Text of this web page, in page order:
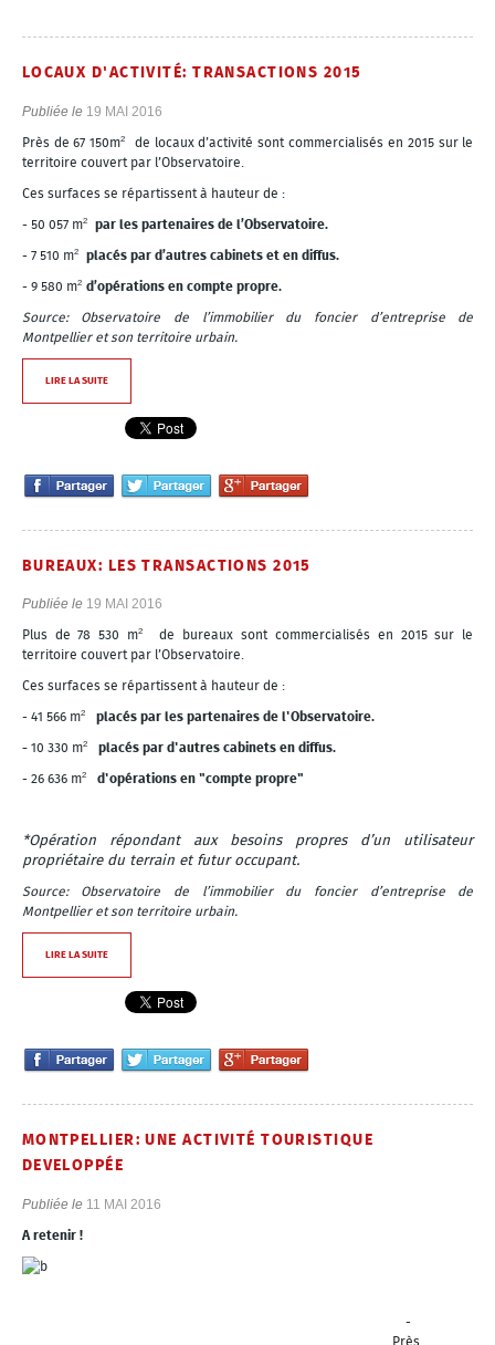
LOCAUX D'ACTIVITÉ: TRANSACTIONS 2015
Publiée le 19 MAI 2016
Près de 67 150m²
de locaux d’activité sont commercialisés en 2015 sur le
territoire couvert par l’Observatoire.
Ces surfaces se répartissent à hauteur de :
- 50 057 m² par les partenaires de l’Observatoire.
- 7 510 m² placés par d’autres cabinets et en diffus.
- 9 580 m² d’opérations en compte propre.
Source: Observatoire de l’immobilier du foncier d’entreprise de
Montpellier et son territoire urbain.
LIRE LA SUITE
BUREAUX: LES TRANSACTIONS 2015
Publiée le 19 MAI 2016
Plus de 78 530 m²
de bureaux sont commercialisés en 2015 sur le
territoire couvert par l’Observatoire.
Ces surfaces se répartissent à hauteur de :
- 41 566 m² placés par les partenaires de l'Observatoire.
- 10 330 m² placés par d'autres cabinets en diffus.
- 26 636 m² d'opérations en "compte propre"
*Opération répondant aux besoins propres d’un utilisateur
propriétaire du terrain et futur occupant.
Source: Observatoire de l’immobilier du foncier d’entreprise de
Montpellier et son territoire urbain.
LIRE LA SUITE
MONTPELLIER: UNE ACTIVITÉ TOURISTIQUE
DEVELOPPÉE
Publiée le 11 MAI 2016
A retenir !
-
Près